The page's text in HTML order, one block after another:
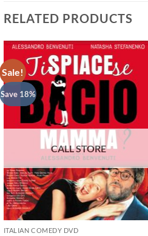
RELATED PRODUCTS
Sale!
Save 18%
ITALIAN COMEDY DVD